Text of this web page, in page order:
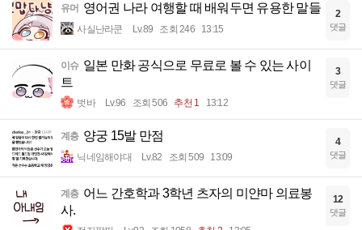
유머 영어권 나라 여행할 때 배워두면 유용한 말들
사실난라쿤 Lv.89 조회 246 13:15
2
댓글
이슈 일본 만화 공식으로 무료로 볼 수 있는 사이
트
벗바 Lv.96 조회 506 추천 1 13:12
3
댓글
계층 양궁 15발 만점
닉네임해야대 Lv.82 조회 509 13:09
4
댓글
계층 어느 간호학과 3학년 츠자의 미얀마 의료봉
사.
12
댓글